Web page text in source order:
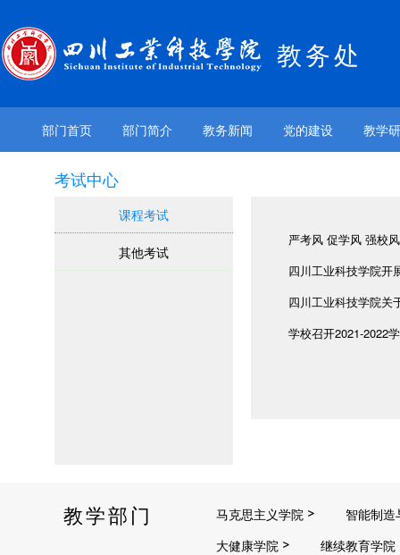
教务处
部门首页 部门简介 教务新闻 党的建设 教学
考试中心
课程考试
其他考试
严考风 促学风 强校
四川工业科技学院
四川工业科技学院关
学校召开2021-2022
教学部门 马克思主义学院
智能制造
大健康学院
继续教育学院